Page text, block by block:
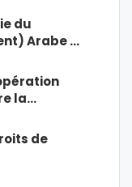
du
Arabe …
la…
de